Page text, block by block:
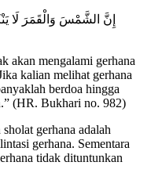
إِنَّ الشَّمْسَ وَالْقَمَرَ لَا
akan mengalami gerhana
kalian melihat gerhana
berdoa hingga
(HR. Bukhari no. 982)
gerhana adalah
gerhana. Sementara
tidak dituntunkan